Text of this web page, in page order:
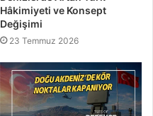
Hâkimiyeti ve Konsept
Değişimi
23 Temmuz 2026